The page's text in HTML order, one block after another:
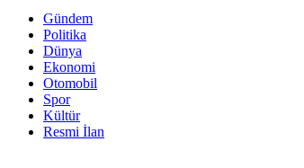
Gündem
Politika
Dünya
Ekonomi
Otomobil
Spor
Kültür
Resmi İlan